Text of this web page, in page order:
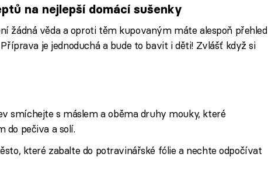
na nejlepší domácí sušenky
žádná věda a oproti těm kupovaným máte alespoň přehled
je jednoduchá a bude to bavit i děti! Zvlášť když si
smíchejte s máslem a oběma druhy mouky, které
do pečiva a solí.
které zabalte do potravinářské fólie a nechte odpočívat